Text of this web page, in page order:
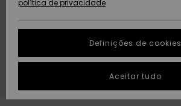
chegados
Coleções
chegados
Highlights
Guia de
tamanhos
conversa para
obteres a
resposta mais
SUSTAINABILITY
PRESENTE
política de privacidade
Definições de cookies
Aceitar tudo